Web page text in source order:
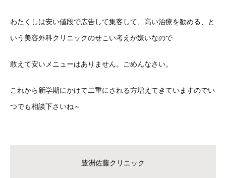
わたくしは安い値段で広告して集客して、高い治療を勧める、と
いう美容外科クリニックのせこい考えが嫌いなので
敢えて安いメニューはありません。ごめんなさい。
これから新学期にかけて二重にされる方増えてきていますのでい
つでも相談下さいね～
豊洲佐藤クリニック